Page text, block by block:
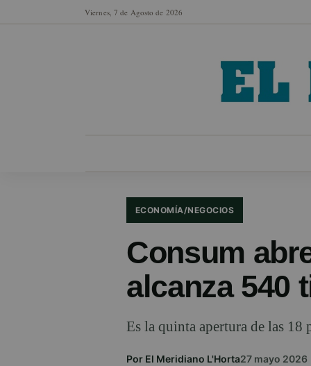
Viernes, 7 de Agosto de 2026
ECONOMÍA/NEGOCIOS
Consum
alcanza 540
Es la quinta apertura de las 18
Por El Meridiano L'Horta27 mayo 2026